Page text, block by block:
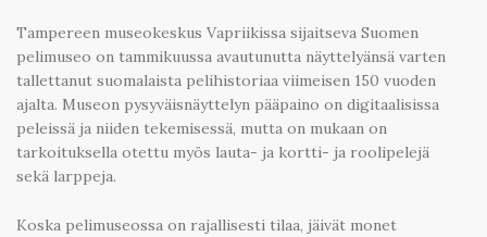
Tampereen museokeskus Vapriikissa sijaitseva Suomen
pelimuseo on tammikuussa avautunutta näyttelyänsä varten
tallettanut suomalaista pelihistoriaa viimeisen 150 vuoden
ajalta. Museon pysyväisnäyttelyn pääpaino on digitaalisissa
peleissä ja niiden tekemisessä, mutta on mukaan on
tarkoituksella otettu myös lauta- ja kortti- ja roolipelejä
sekä larppeja.
Koska pelimuseossa on rajallisesti tilaa, jäivät monet